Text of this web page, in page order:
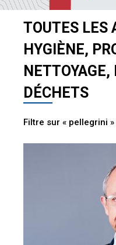
TOUTES LES
HYGIÈNE,
DÉCHETS
Filtre sur « pellegrini »